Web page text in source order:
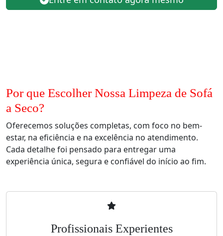
Por que Escolher Nossa Limpeza de Sofá
a Seco?
Oferecemos soluções completas, com foco no bem-
estar, na eficiência e na excelência no atendimento.
Cada detalhe foi pensado para entregar uma
experiência única, segura e confiável do início ao fim.
Profissionais Experientes